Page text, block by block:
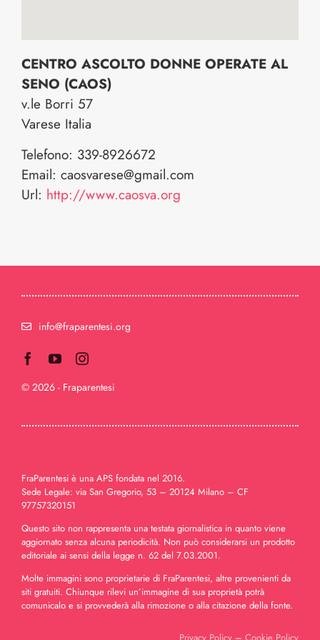
CENTRO ASCOLTO DONNE OPERATE AL
SENO (CAOS)
v.le Borri 57
Varese Italia
Telefono: 339-8926672
Email: caosvarese@gmail.com
Url: http://www.caosva.org
info@fraparentesi.org
© 2026 - Fraparentesi
FraParentesi è una APS fondata nel 2016.
Sede Legale: via San Gregorio, 53 – 20124 Milano – CF
97757320151
Questo sito non rappresenta una testata giornalistica in quanto viene
aggiornato senza alcuna periodicità. Non può considerarsi un prodotto
editoriale ai sensi della legge n. 62 del 7.03.2001.
Molte immagini sono proprietarie di FraParentesi, altre provenienti da
siti gratuiti. Chiunque rilevi un’immagine di sua proprietà potrà
comunicalo e si provvederà alla rimozione o alla citazione della fonte.